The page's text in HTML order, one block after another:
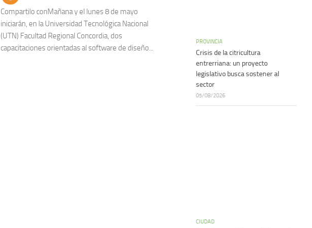
Compartilo conMañana y el lunes 8 de mayo
iniciarán, en la Universidad Tecnológica Nacional
(UTN) Facultad Regional Concordia, dos
capacitaciones orientadas al software de diseño...
PROVINCIA
Crisis de la citricultura
entrerriana: un proyecto
legislativo busca sostener al
sector
05/08/2026
CIUDAD